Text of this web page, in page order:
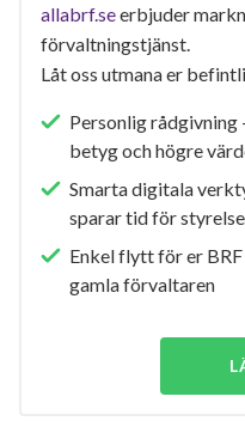
allabrf.seerbjuder
förvaltningstjänst.
Låt oss utmana er
Personlig rådgivning
betyg och högre
Smarta digitala
sparar tid för
Enkel flytt för er
gamla förvaltaren